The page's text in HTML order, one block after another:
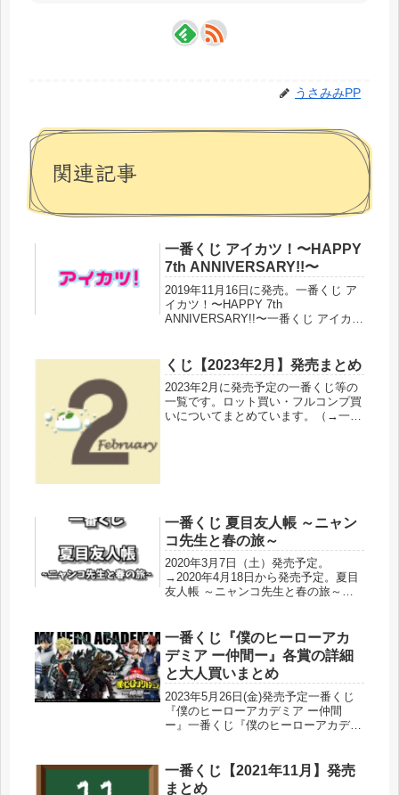
うさみみPP
関連記事
一番くじ アイカツ！〜HAPPY
7th ANNIVERSARY!!〜
2019年11月16日に発売。一番くじ ア
イカツ！〜HAPPY 7th
ANNIVERSARY!!〜一番くじ アイカ
個+ラストワン賞・くじ80枚含む販促
品)すでに発...
くじ【2023年2月】発売まとめ
2023年2月に発売予定の一番くじ等の
一覧です。ロット買い・フルコンプ買
いについてまとめています。（→一番
一番くじ 夏目友人帳 ～ニャン
コ先生と春の旅～
2020年3月7日（土）発売予定。
→2020年4月18日から発売予定。夏目
友人帳 ～ニャンコ先生と春の旅～一
ワン賞夏目友人帳の一番くじは過去に
コンビニで引いた遠い記憶が...
一番くじ『僕のヒーローアカ
デミア ー仲間ー』各賞の詳細
と大人買いまとめ
2023年5月26日(金)発売予定一番くじ
『僕のヒーローアカデミア ー仲間
ー』一番くじ『僕のヒーローアカデミ
格や取扱店舗、気になる各賞の内容の
他に、店舗に出向かず...
一番くじ【2021年11月】発売
まとめ